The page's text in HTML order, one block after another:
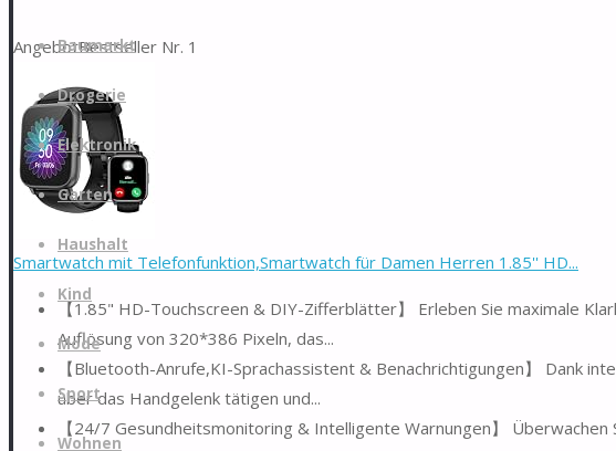
Inhalt
springen
Baumarkt
Drogerie
Elektronik
Garten
Haushalt
Kind
Mode
Sport
Wohnen
AngebotBestseller Nr. 1
Smartwatch mit Telefonfunktion,Smartwatch für Damen Herren 1.85'' HD...
【1.85" HD-Touchscreen & DIY-Zifferblätter】 Erleben Sie maximale
Auflösung von 320*386 Pixeln, das...
【Bluetooth-Anrufe,KI-Sprachassistent & Benachrichtigungen】 Dank
über das Handgelenk tätigen und...
【24/7 Gesundheitsmonitoring & Intelligente Warnungen】